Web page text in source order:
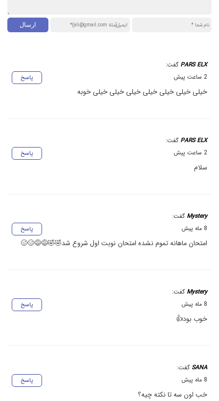
PARS ELX گفت:
پاسخ
2 ساعت پیش
خیلی خیلی خیلی خیلی خیلی خیلی خیلی خوبه
PARS ELX گفت:
پاسخ
2 ساعت پیش
سلام
Mystery گفت:
پاسخ
8 ماه پیش
امتحان ماهانه تموم نشده امتحان نوبت اول شروع شد🤣🤣😅😅🥴🥴
Mystery گفت:
پاسخ
8 ماه پیش
خوب بود👍
SANA گفت:
پاسخ
8 ماه پیش
خب اون سه تا نکته چیه؟